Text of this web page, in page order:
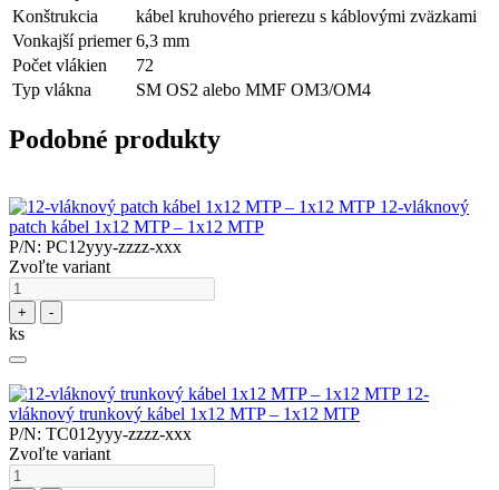
Konštrukcia
kábel kruhového prierezu s káblovými zväzkami
Vonkajší priemer 6,3 mm
Počet vlákien
72
Typ vlákna
SM OS2 alebo MMF OM3/OM4
Podobné produkty
12-vláknový
patch kábel 1x12 MTP – 1x12 MTP
P/N: PC12yyy-zzzz-xxx
Zvoľte variant
+ -
ks
12-
vláknový trunkový kábel 1x12 MTP – 1x12 MTP
P/N: TC012yyy-zzzz-xxx
Zvoľte variant